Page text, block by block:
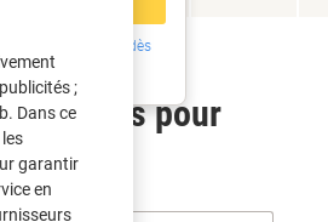
Inscrivez-vous dès
pour
;
Dans ce
garantir
en